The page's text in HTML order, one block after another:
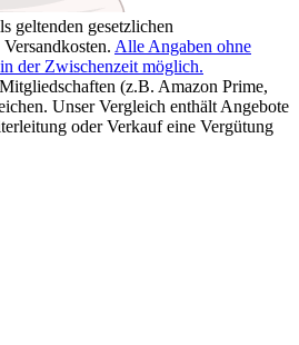
geltenden gesetzlichen
Alle Angaben ohne
der Zwischenzeit möglich.
(z.B. Amazon Prime,
Unser Vergleich enthält Angebote
oder Verkauf eine Vergütung